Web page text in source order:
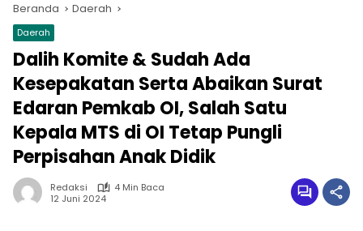
Beranda Daerah
Daerah
Dalih Komite & Sudah Ada
Kesepakatan Serta Abaikan Surat
Edaran Pemkab OI, Salah Satu
Kepala MTS di OI Tetap Pungli
Perpisahan Anak Didik
Redaksi
4 Min Baca
12 Juni 2024